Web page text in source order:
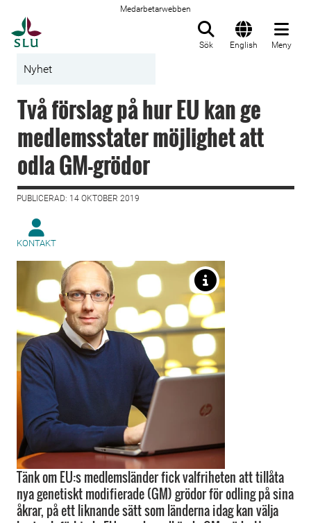
Medarbetarwebben
Sök English Meny
Nyhet
Två förslag på hur EU kan ge
medlemsstater möjlighet att
odla GM-grödor
PUBLICERAD: 14 OKTOBER 2019
KONTAKT
Tänk om EU:s medlemsländer fick valfriheten att tillåta
nya genetiskt modifierade (GM) grödor för odling på sina
åkrar, på ett liknande sätt som länderna idag kan välja